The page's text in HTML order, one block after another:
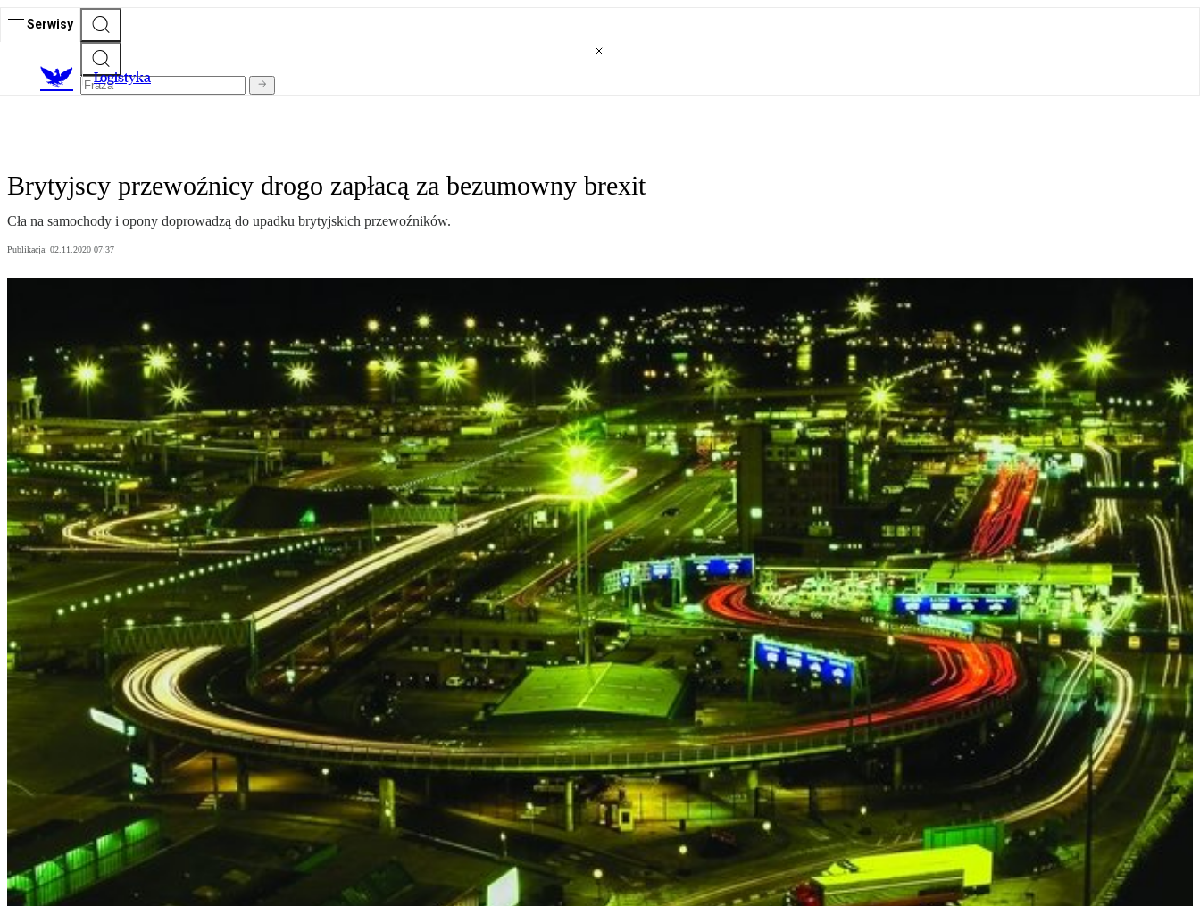
Serwisy
Logistyka
Brytyjscy przewoźnicy drogo zapłacą za bezumowny brexit
Cła na samochody i opony doprowadzą do upadku brytyjskich przewoźników.
Publikacja: 02.11.2020 07:37